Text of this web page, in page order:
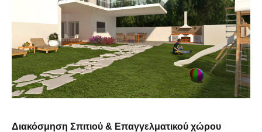
Διακόσμηση Σπιτιού & Επαγγελματικού χώρου